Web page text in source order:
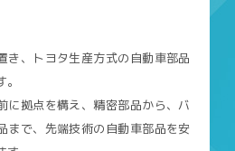
き、トヨタ生産方式の自動車部品
に拠点を構え、精密部品から、バ
まで、先端技術の自動車部品を安